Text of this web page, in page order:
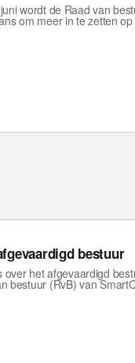
wordt de Raad van
om meer in te zetten
bestuur
het afgevaardigd
bestuur (RvB) van